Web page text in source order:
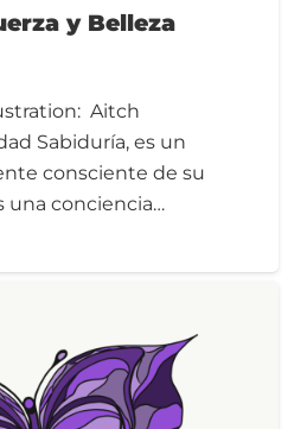
y Belleza
Aitch
Sabiduría, es un
consciente de su
una conciencia…